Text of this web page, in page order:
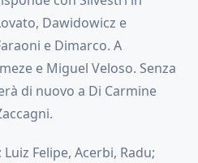
Dawidowicz e
e Dimarco. A
e Miguel Veloso. Senza
di nuovo a Di Carmine
Felipe, Acerbi, Radu;